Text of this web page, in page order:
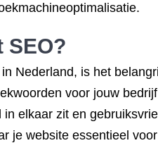
SEO?
Nederland, is het
voor jouw
elkaar zit en
je website essentieel